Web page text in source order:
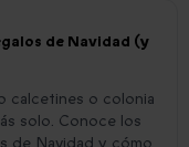
de Navidad (y
calcetines o colonia
solo. Conoce los